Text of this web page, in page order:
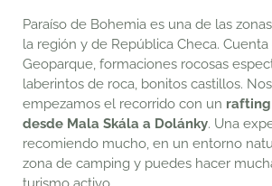
Paraíso de Bohemia es una de las
la región y de República Checa.
Geoparque, formaciones rocosas
laberintos de roca, bonitos castillos.
empezamos el recorrido con un rafting
desde Mala Skála a Dolánky. Una
recomiendo mucho, en un entorno
zona de camping y puedes hacer